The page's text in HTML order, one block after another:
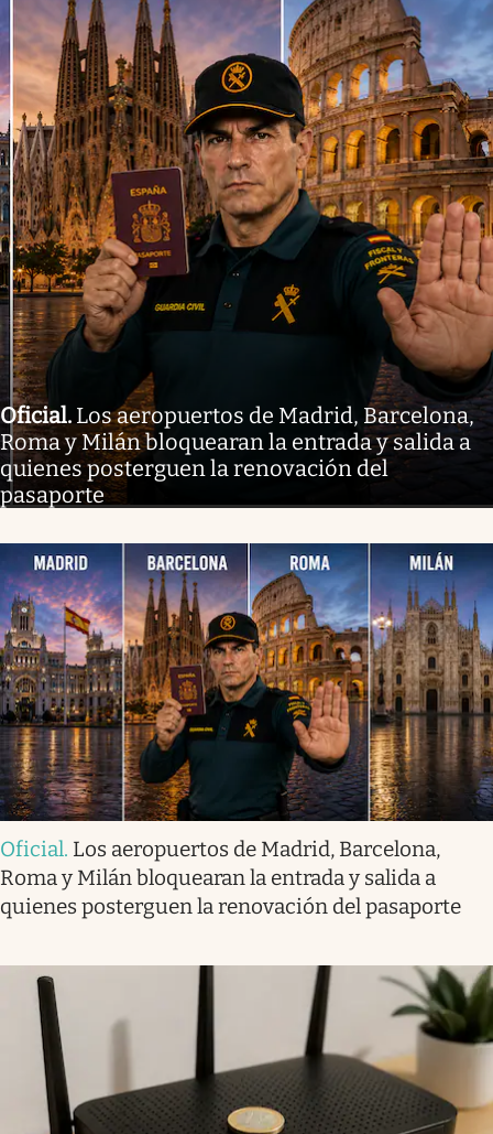
Oficial. Los aeropuertos de Madrid, Barcelona,
Roma y Milán bloquearan la entrada y salida a
quienes posterguen la renovación del
pasaporte
Oficial. Los aeropuertos de Madrid, Barcelona,
Roma y Milán bloquearan la entrada y salida a
quienes posterguen la renovación del pasaporte